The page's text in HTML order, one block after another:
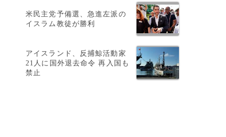
米民主党予備選、急進左派の
イスラム教徒が勝利
アイスランド、反捕鯨活動家
21人に国外退去命令 再入国も
禁止